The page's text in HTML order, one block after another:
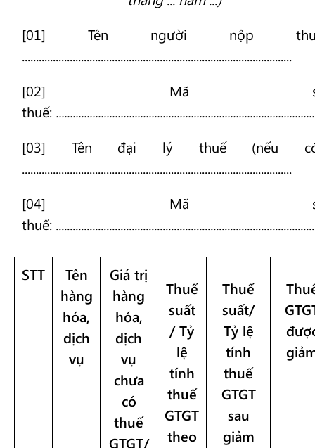
[01] Tên người nộp
................................................................................................
[02] Mã
thuế:
[03] Tên đại lý thuế (nếu
................................................................................................
[04] Mã
thuế:
STT
Tên
hàng
hóa,
dịch
vụ
Giá trị
hàng
hóa,
dịch
vụ
chưa
có
thuế
GTGT/
Thuế
suất
/ Tỷ
lệ
tính
thuế
GTGT
theo
Thuế
suất/
Tỷ lệ
tính
thuế
GTGT
sau
giảm